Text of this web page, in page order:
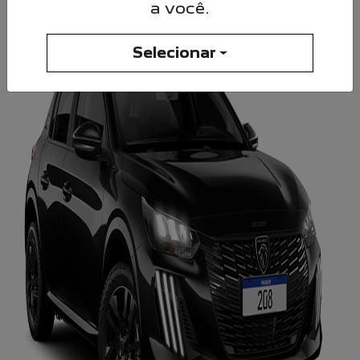
a você.
Selecionar